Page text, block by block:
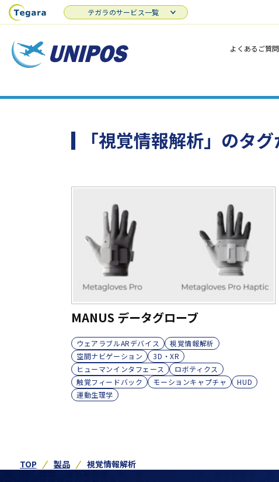
よくあるご質問
テガラのサービス一覧
「視覚情報解析」のタ
MANUS データグローブ
ウェアラブルARデバイス
視覚情報解析
空間ナビゲーション
3D・XR
ヒューマンインタフェース
ロボティクス
触覚フィードバック
モーションキャプチャ
HUD
運動生理学
TOP 製品 視覚情報解析